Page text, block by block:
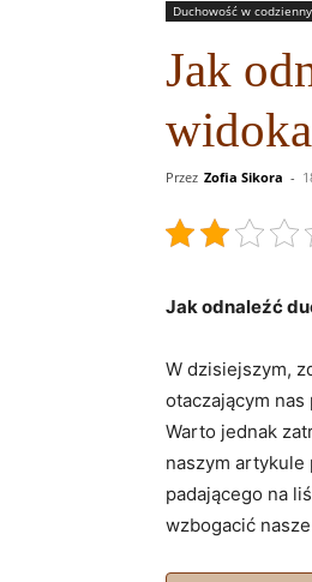
Duchowość w
Jak
Przez Zofia Sikora -
Jak odnaleźć
W ⁣dzisiejszym,
otaczającym
Warto jednak
naszym artykule
padającego na
wzbogacić